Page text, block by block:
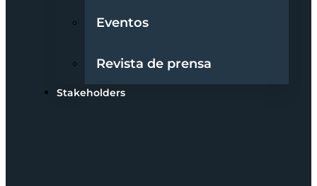
Eventos
Revista de prensa
Stakeholders